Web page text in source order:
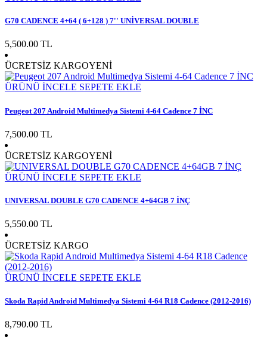
G70 CADENCE 4+64 ( 6+128 ) 7'' UNİVERSAL DOUBLE
5,500.00 TL
ÜCRETSİZ KARGOYENİ
ÜRÜNÜ İNCELE SEPETE EKLE
Peugeot 207 Android Multimedya Sistemi 4-64 Cadence 7 İNC
7,500.00 TL
ÜCRETSİZ KARGOYENİ
ÜRÜNÜ İNCELE SEPETE EKLE
UNIVERSAL DOUBLE G70 CADENCE 4+64GB 7 İNÇ
5,550.00 TL
ÜCRETSİZ KARGO
ÜRÜNÜ İNCELE SEPETE EKLE
Skoda Rapid Android Multimedya Sistemi 4-64 R18 Cadence (2012-2016)
8,790.00 TL